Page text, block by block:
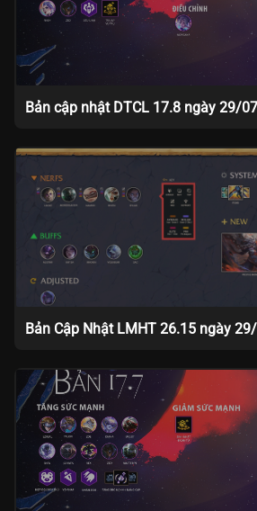
Bản cập nhật DTCL 17.8 ngày 29/
Bản Cập Nhật LMHT 26.15 ngày